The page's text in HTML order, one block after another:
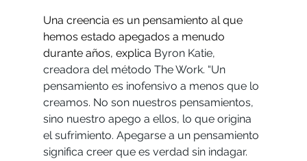
Una creencia es un pensamiento al que
hemos estado apegados a menudo
durante años, explica Byron Katie,
creadora del método The Work. “Un
pensamiento es inofensivo a menos que lo
creamos. No son nuestros pensamientos,
sino nuestro apego a ellos, lo que origina
el sufrimiento. Apegarse a un pensamiento
significa creer que es verdad sin indagar.